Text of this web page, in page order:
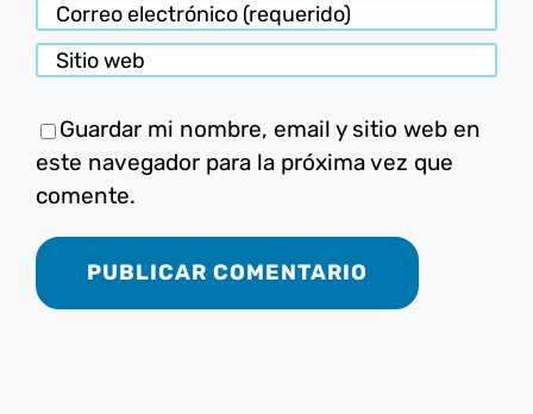
Guardar mi nombre, email y sitio web en
este navegador para la próxima vez que
comente.